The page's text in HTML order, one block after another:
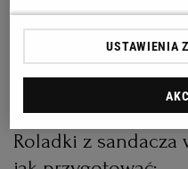
porcja nitek szafranu
w ciepłej wodzie, aby
sól, pieprz
Roladki z sandacza
USTAWIENIA